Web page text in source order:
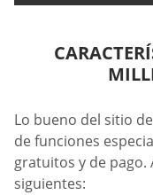
Lo bueno del sitio
de funciones
gratuitos y de pago.
siguientes: